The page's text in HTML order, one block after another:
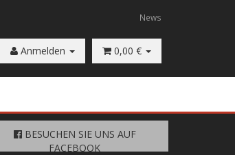
News
Anmelden 0,00 €
BESUCHEN SIE UNS AUF
FACEBOOK
BESUCHEN SIE UNS AUF
FACEBOOK